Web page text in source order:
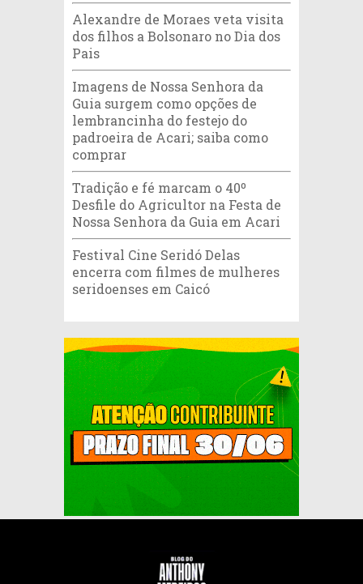
Alexandre de Moraes veta visita
dos filhos a Bolsonaro no Dia dos
Pais
Imagens de Nossa Senhora da
Guia surgem como opções de
lembrancinha do festejo do
padroeira de Acari; saiba como
comprar
Tradição e fé marcam o 40º
Desfile do Agricultor na Festa de
Nossa Senhora da Guia em Acari
Festival Cine Seridó Delas
encerra com filmes de mulheres
seridoenses em Caicó